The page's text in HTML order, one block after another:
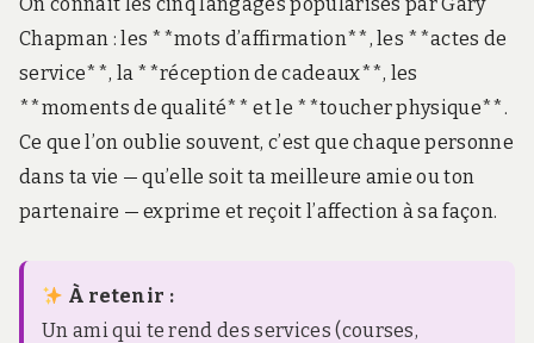
On connaît les cinq langages popularisés par Gary
Chapman : les **mots d’affirmation**, les **actes de
service**, la **réception de cadeaux**, les
**moments de qualité** et le **toucher physique**.
Ce que l’on oublie souvent, c’est que chaque personne
dans ta vie — qu’elle soit ta meilleure amie ou ton
partenaire — exprime et reçoit l’affection à sa façon.
À retenir :
Un ami qui te rend des services (courses,